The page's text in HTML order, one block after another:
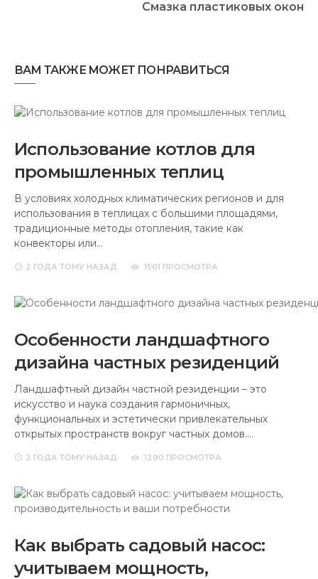
Смазка пластиковых окон
ВАМ ТАКЖЕ МОЖЕТ ПОНРАВИТЬСЯ
Использование котлов для
промышленных теплиц
В условиях холодных климатических регионов и для
использования в теплицах с большими площадями,
традиционные методы отопления, такие как
конвекторы или…
2 ГОДА ТОМУ НАЗАД 1501 ПРОСМОТРА
Особенности ландшафтного
дизайна частных резиденций
Ландшафтный дизайн частной резиденции – это
искусство и наука создания гармоничных,
функциональных и эстетически привлекательных
открытых пространств вокруг частных домов.…
2 ГОДА ТОМУ НАЗАД 1290 ПРОСМОТРА
Как выбрать садовый насос:
учитываем мощность,